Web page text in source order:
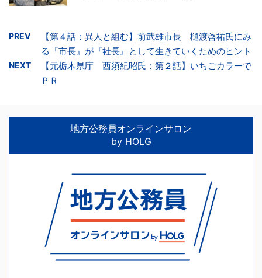
PREV
【第４話：異人と組む】前武雄市長 樋渡啓祐氏にみ
る『市長』が『社長』として生きていくためのヒント
NEXT
【元栃木県庁 西須紀昭氏：第２話】いちごカラーで
ＰＲ
地方公務員オンラインサロン
by HOLG